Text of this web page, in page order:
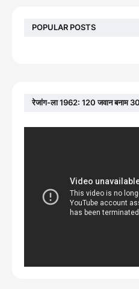
POPULAR POSTS
रेजांग-ला 1962: 120 जवान बनाम